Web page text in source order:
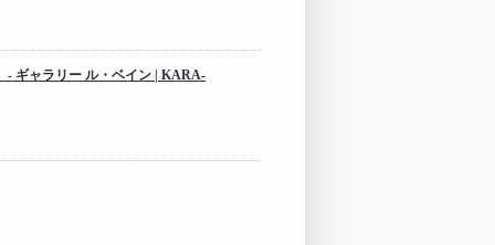
- ギャラリー ル・ベイン | KARA-